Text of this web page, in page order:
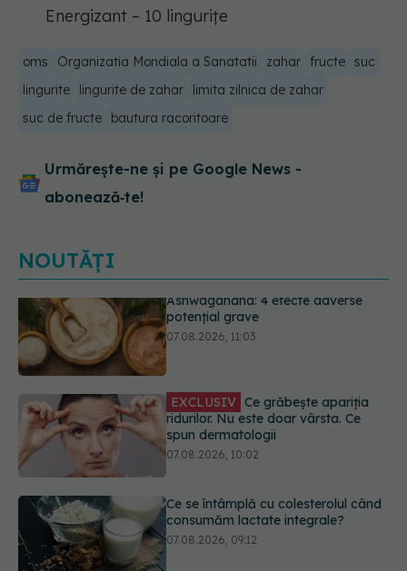
Energizant – 10 lingurițe
oms Organizatia Mondiala a Sanatatii zahar fructe suc
lingurite
lingurite de zahar
limita zilnica de zahar
suc de fructe
bautura racoritoare
Urmărește-ne și pe Google News -
abonează‑te!
NOUTĂȚI
EXCLUSIV Ce grăbește apariția
ridurilor. Nu este doar vârsta. Ce
Ce se întâmplă cu colesterolul când
consumăm lactate integrale?
07.08.2026, 09:12
Alergia la ambrozie: 4 lucruri
esențiale despre simptome,